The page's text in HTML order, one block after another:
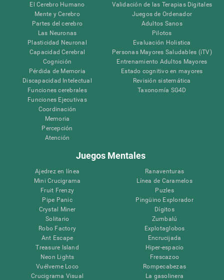
El Cerebro Humano
Mente y Cerebro
Partes del cerebro
Las Neuronas
Plasticidad Neuronal
Capacidad Cerebral
Cognición
Pérdida de Memoria
Discapacidad Intelectual
Funciones cerebrales
Funciones Ejecutivas
Coordinación
Memoria
Percepción
Atención
Validación de las Terapias Digitales
Juegos de Ordenador
Adultos Sanos
Pilotos
Evaluación Holistica
Personas Mayores Saludables (iTV)
Entrenamiento Adultos Mayores
Estado cognitivo en mayores
Revisión sistemática
Taxonomía SG4D
Juegos Mentales
Ajedrez en línea
Mini Crucigrama
Fruit Frenzy
Pipe Panic
Crystal Miner
Solitario
Robo Factory
Ant Escape
Treasure Island
Neon Lights
Vuélveme Loco
Crucigrama Visual
Ranaventuras
Línea de Caramelos
Puzles
Pingüino Explorador
Dígitos
Zumbalú
Explotaglobos
Encrucijada
Hiper-espacio
Frescazoo
Rompecabezas
La gasolinera